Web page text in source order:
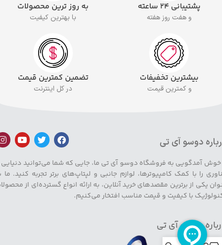
پشتیبانی ۲۴ ساعته
و هفت روز هفته
به روز ترین محصولات
با بهترین کیفیت
بیشترین تخفیفات
و کمترین قیمت
تضمین کمترین قیمت
در کل اینترنت
دوسو آی تی
خوش آمدگویی به فروشگاه دوسو آی تی ما، جایی که شما می‌توانید دنیایی
را با کمک کامپیوترها، لوازم جانبی و لپتاپ‌های برتر تجربه کنید. ما
یکی از برترین مقصدهای خرید آنلاین، به ارائه انواع گسترده‌ای از
با کیفیت و قیمت مناسب افتخار می‌کنیم.
دوسو آی تی